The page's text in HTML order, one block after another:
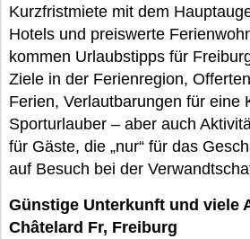
Kurzfristmiete mit dem
Hotels und preiswerte
kommen Urlaubstipps für
Ziele in der Ferienregion,
Ferien, Verlautbarungen für eine
Sporturlauber – aber auch
für Gäste, die „nur“ für das
auf Besuch bei der
Günstige Unterkunft und viele
Châtelard Fr, Freiburg